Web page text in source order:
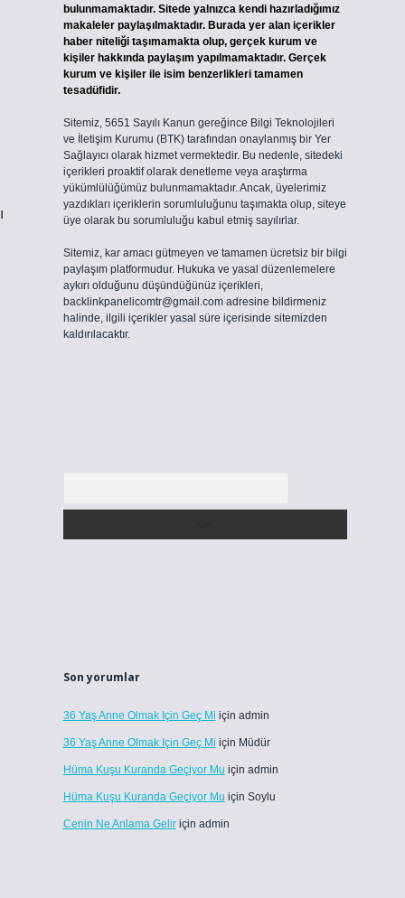
bulunmamaktadır. Sitede yalnızca kendi hazırladığımız
makaleler paylaşılmaktadır. Burada yer alan içerikler
haber niteliği taşımamakta olup, gerçek kurum ve
kişiler hakkında paylaşım yapılmamaktadır. Gerçek
kurum ve kişiler ile isim benzerlikleri tamamen
tesadüfidir.
Sitemiz, 5651 Sayılı Kanun gereğince Bilgi Teknolojileri
ve İletişim Kurumu (BTK) tarafından onaylanmış bir Yer
Sağlayıcı olarak hizmet vermektedir. Bu nedenle, sitedeki
içerikleri proaktif olarak denetleme veya araştırma
yükümlülüğümüz bulunmamaktadır. Ancak, üyelerimiz
yazdıkları içeriklerin sorumluluğunu taşımakta olup, siteye
üye olarak bu sorumluluğu kabul etmiş sayılırlar.
Sitemiz, kar amacı gütmeyen ve tamamen ücretsiz bir bilgi
paylaşım platformudur. Hukuka ve yasal düzenlemelere
aykırı olduğunu düşündüğünüz içerikleri,
backlinkpanelicomtr@gmail.comadresine bildirmeniz
halinde, ilgili içerikler yasal süre içerisinde sitemizden
kaldırılacaktır.
Son yorumlar
36 Yaş Anne Olmak Için Geç Mi için admin
36 Yaş Anne Olmak Için Geç Mi için Müdür
Hüma Kuşu Kuranda Geçiyor Mu için admin
Hüma Kuşu Kuranda Geçiyor Mu için Soylu
Cenin Ne Anlama Geliriçin admin